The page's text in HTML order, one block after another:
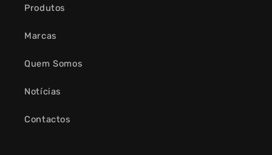
Produtos
Marcas
Quem Somos
Notícias
Contactos